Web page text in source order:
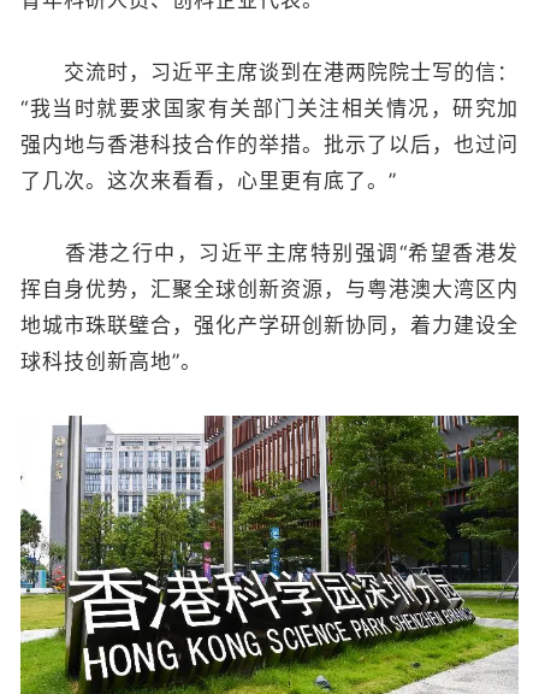
交流时，习近平主席谈到在港两院院士写的信：
“我当时就要求国家有关部门关注相关情况，研究加
强内地与香港科技合作的举措。批示了以后，也过问
了几次。这次来看看，心里更有底了。”
香港之行中，习近平主席特别强调“希望香港发
挥自身优势，汇聚全球创新资源，与粤港澳大湾区内
地城市珠联璧合，强化产学研创新协同，着力建设全
球科技创新高地”。